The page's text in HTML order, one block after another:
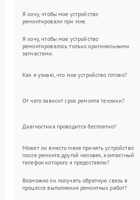
Я хочу, чтобы мое устройство
ремонтировали при мне.
Я хочу, чтобы мое устройство
ремонтировалось только оригинальными
запчастями.
Как я узнаю, что мое устройство готово?
От чего зависит срок ремонта техники?
Диагностика проводится бесплатно?
Может ли вместо меня принять устройство
после ремонта другой человек, контактный
телефон которого я предоставлю?
Возможно ли получать обратную связь в
процессе выполнения ремонтных работ?